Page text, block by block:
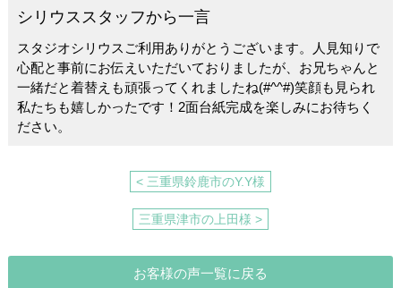
o
o
k
シリウススタッフから一言
スタジオシリウスご利用ありがとうございます。人見知りで
心配と事前にお伝えいただいておりましたが、お兄ちゃんと
一緒だと着替えも頑張ってくれましたね(#^^#)笑顔も見られ
私たちも嬉しかったです！2面台紙完成を楽しみにお待ちく
ださい。
< 三重県鈴鹿市のY.Y様
三重県津市の上田様 >
お客様の声一覧に戻る